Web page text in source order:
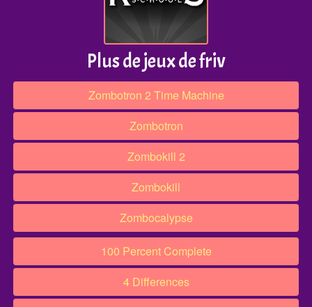
Plus de jeux de friv
Zombotron 2 Time Machine
Zombotron
Zombokill 2
Zombokill
Zombocalypse
100 Percent Complete
4 Differences